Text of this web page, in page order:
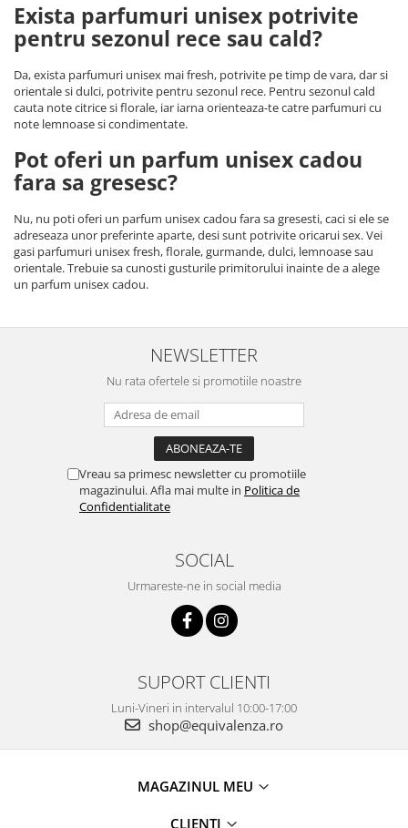
Exista parfumuri unisex potrivite
pentru sezonul rece sau cald?
Da, exista parfumuri unisex mai fresh, potrivite pe timp de vara, dar si
orientale si dulci, potrivite pentru sezonul rece. Pentru sezonul cald
cauta note citrice si florale, iar iarna orienteaza-te catre parfumuri cu
note lemnoase si condimentate.
Pot oferi un parfum unisex cadou
fara sa gresesc?
Nu, nu poti oferi un parfum unisex cadou fara sa gresesti, caci si ele se
adreseaza unor preferinte aparte, desi sunt potrivite oricarui sex. Vei
gasi parfumuri unisex fresh, florale, gurmande, dulci, lemnoase sau
orientale. Trebuie sa cunosti gusturile primitorului inainte de a alege
un parfum unisex cadou.
NEWSLETTER
Nu rata ofertele si promotiile noastre
Vreau sa primesc newsletter cu promotiile
magazinului. Afla mai multe in Politica de
Confidentialitate
SOCIAL
Urmareste-ne in social media
SUPORT CLIENTI
Luni-Vineri in intervalul 10:00-17:00
shop@equivalenza.ro
MAGAZINUL MEU
CLIENTI